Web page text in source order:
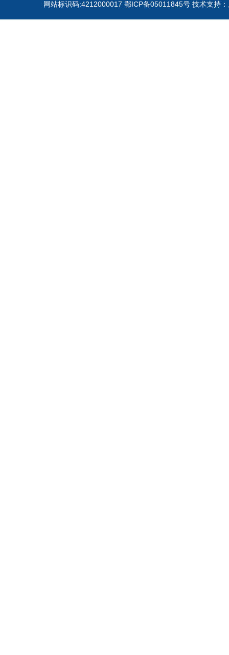
网站标识码:4212000017 鄂ICP备05011845号 技术支持